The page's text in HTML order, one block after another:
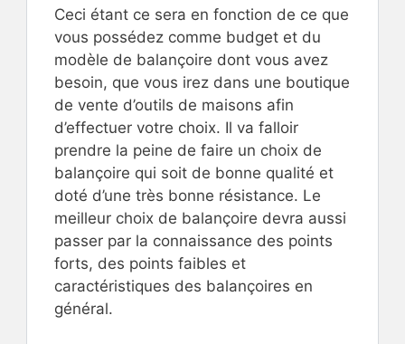
Ceci étant ce sera en fonction de ce que
vous possédez comme budget et du
modèle de balançoire dont vous avez
besoin, que vous irez dans une boutique
de vente d’outils de maisons afin
d’effectuer votre choix. Il va falloir
prendre la peine de faire un choix de
balançoire qui soit de bonne qualité et
doté d’une très bonne résistance. Le
meilleur choix de balançoire devra aussi
passer par la connaissance des points
forts, des points faibles et
caractéristiques des balançoires en
général.